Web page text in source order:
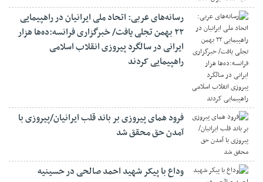
رسانه‌های عربی: اتحاد ملی ایرانیان در راهپیمایی
۲۲ بهمن تجلی یافت/ خبرگزاری فرانسه:ده‌ها هزار
ایرانی در سالگرد پیروزی انقلاب اسلامی
راهپیمایی کردند
فرود همای پیروزی بر باند قلب ایرانیان/پیروزی با
آمدن حق محقق شد
وداع با پیکر شهید احمد صالحی‌ در حسینیه